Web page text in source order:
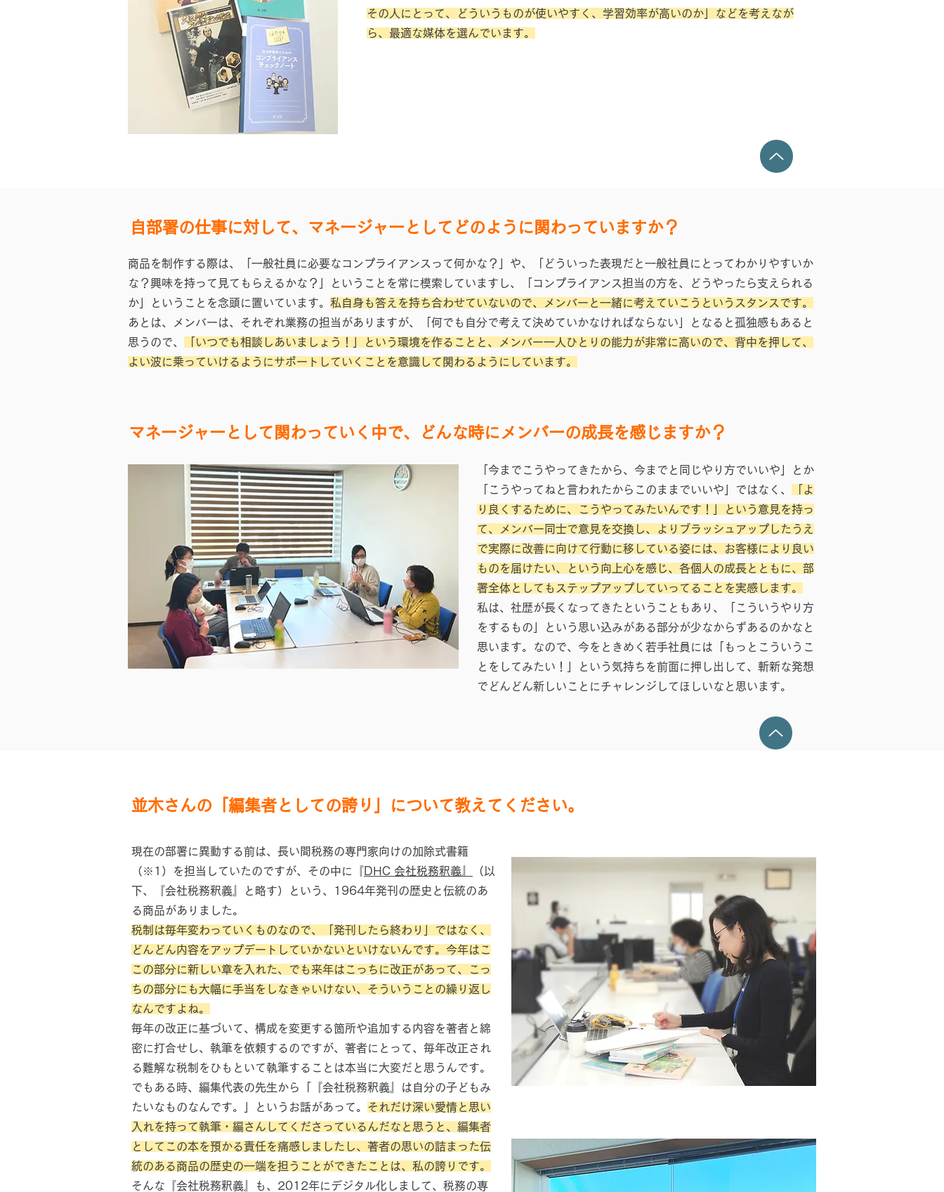
その人にとって、どういうものが使いやすく、学習効率が高いのか」などを考えなが
ら、最適な媒体を選んでいます。
自部署の仕事に対して、マネージャーとしてどのように関わっていますか？
商品を制作する際は、「一般社員に必要なコンプライアンスって何かな？」や、「どういった表現だと一般社員にとってわかりやすいか
な？興味を持って見てもらえるかな？」ということを常に模索していますし、「コンプライアンス担当の方を、どうやったら支えられる
か」ということを念頭に置いています。 私自身も答えを持ち合わせていないので、メンバーと一緒に考えていこうというスタンスです。
あとは、メンバーは、それぞれ業務の担当がありますが、「何でも自分で考えて決めていかなければならない」となると孤独感もあると
思うので、
「いつでも相談しあいましょう！」という環境を作ることと、メンバー一人ひとりの能力が非常に高いので、背中を押して、
よい波に乗っていけるようにサポートしていくことを意識して関わるようにしています。
マネージャーとして関わっていく中で、どんな時にメンバーの成長を感じますか？
「今までこうやってきたから、今までと同じやり方でいいや」とか
「こうやってねと言われたからこのままでいいや」ではなく、
「よ
り良くするために、こうやってみたいんです！」という意見を持っ
て、メンバー同士で意見を交換し、よりブラッシュアップしたうえ
で実際に改善に向けて行動に移している姿には、お客様により良い
ものを届けたい、という向上心を感じ、各個人の成長とともに、部
署全体としてもステップアップしていってることを実感します。
私は、社歴が長くなってきたということもあり、「こういうやり方
をするもの」という思い込みがある部分が少なからずあるのかなと
思います。なので、今をときめく若手社員には「もっとこういうこ
とをしてみたい！」という気持ちを前面に押し出して、斬新な発想
でどんどん新しいことにチャレンジしてほしいなと思います。
並木さんの「編集者としての誇り」について教えてください。
現在の部署に異動する前は、長い間税務の専門家向けの加除式書籍
（※1）を担当していたのですが、その中に『DHC 会社税務釈義』
（以
下、『会社税務釈義』と略す）という、1964年発刊の歴史と伝統のあ
る商品がありました。
税制は毎年変わっていくものなので、「発刊したら終わり」ではなく、
どんどん内容をアップデートしていかないといけないんです。今年はこ
この部分に新しい章を入れた、でも来年はこっちに改正があって、こっ
ちの部分にも大幅に手当をしなきゃいけない、そういうことの繰り返し
なんですよね。
毎年の改正に基づいて、構成を変更する箇所や追加する内容を著者と綿
密に打合せし、執筆を依頼するのですが、著者にとって、毎年改正され
る難解な税制をひもといて執筆することは本当に大変だと思うんです。
でもある時、編集代表の先生から「『会社税務釈義』は自分の子どもみ
たいなものなんです。」というお話があって。 それだけ深い愛情と思い
入れを持って執筆・編さんしてくださっているんだなと思うと、編集者
としてこの本を預かる責任を痛感しましたし、著者の思いの詰まった伝
統のある商品の歴史の一端を担うことができたことは、私の誇りです。
そんな『会社税務釈義』も、2012年にデジタル化しまして、税務の専